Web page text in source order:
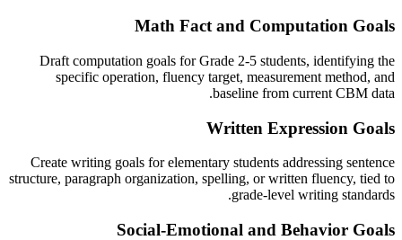
Math Fact and Computation Goals
Draft computation goals for Grade 2-5 students, identifying the
specific operation, fluency target, measurement method, and
baseline from current CBM data.
Written Expression Goals
Create writing goals for elementary students addressing sentence
structure, paragraph organization, spelling, or written fluency, tied to
grade-level writing standards.
Social-Emotional and Behavior Goals